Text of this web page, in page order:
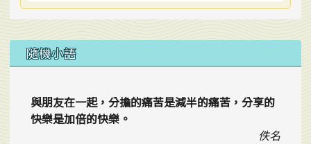
隨機小語
與朋友在一起，分擔的痛苦是減半的痛苦，分享的
快樂是加倍的快樂。
佚名